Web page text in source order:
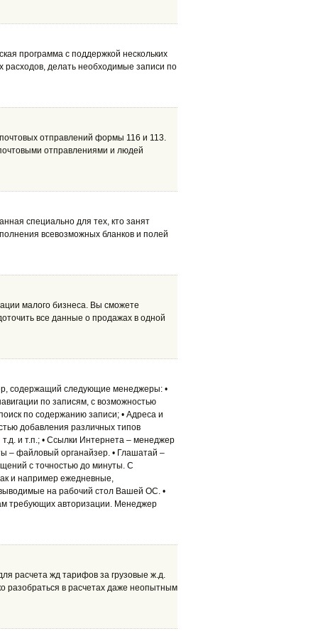
программа с поддержкой нескольких
расходов, делать необходимые записи по
отправлений формы 116 и 113.
отправлениями и людей
специально для тех, кто занят
всевозможных бланков и полей
малого бизнеса. Вы сможете
все данные о продажах в одной
содержащий следующие менеджеры: •
по записям, с возможностью
по содержанию записи; • Адреса и
добавления различных типов
и т.п.; • Ссылки Интернета – менеджер
– файловый органайзер. • Глашатай –
с точностью до минуты. С
и например ежедневные,
на рабочий стол Вашей ОС. •
требующих авторизации. Менеджер
расчета жд тарифов за грузовые ж.д.
разобраться в расчетах даже неопытным